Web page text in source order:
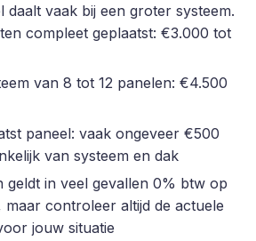
daalt vaak bij een groter systeem.
compleet geplaatst: €3.000 tot
van 8 tot 12 panelen: €4.500
paneel: vaak ongeveer €500
van systeem en dak
geldt in veel gevallen 0% btw op
maar controleer altijd de actuele
jouw situatie